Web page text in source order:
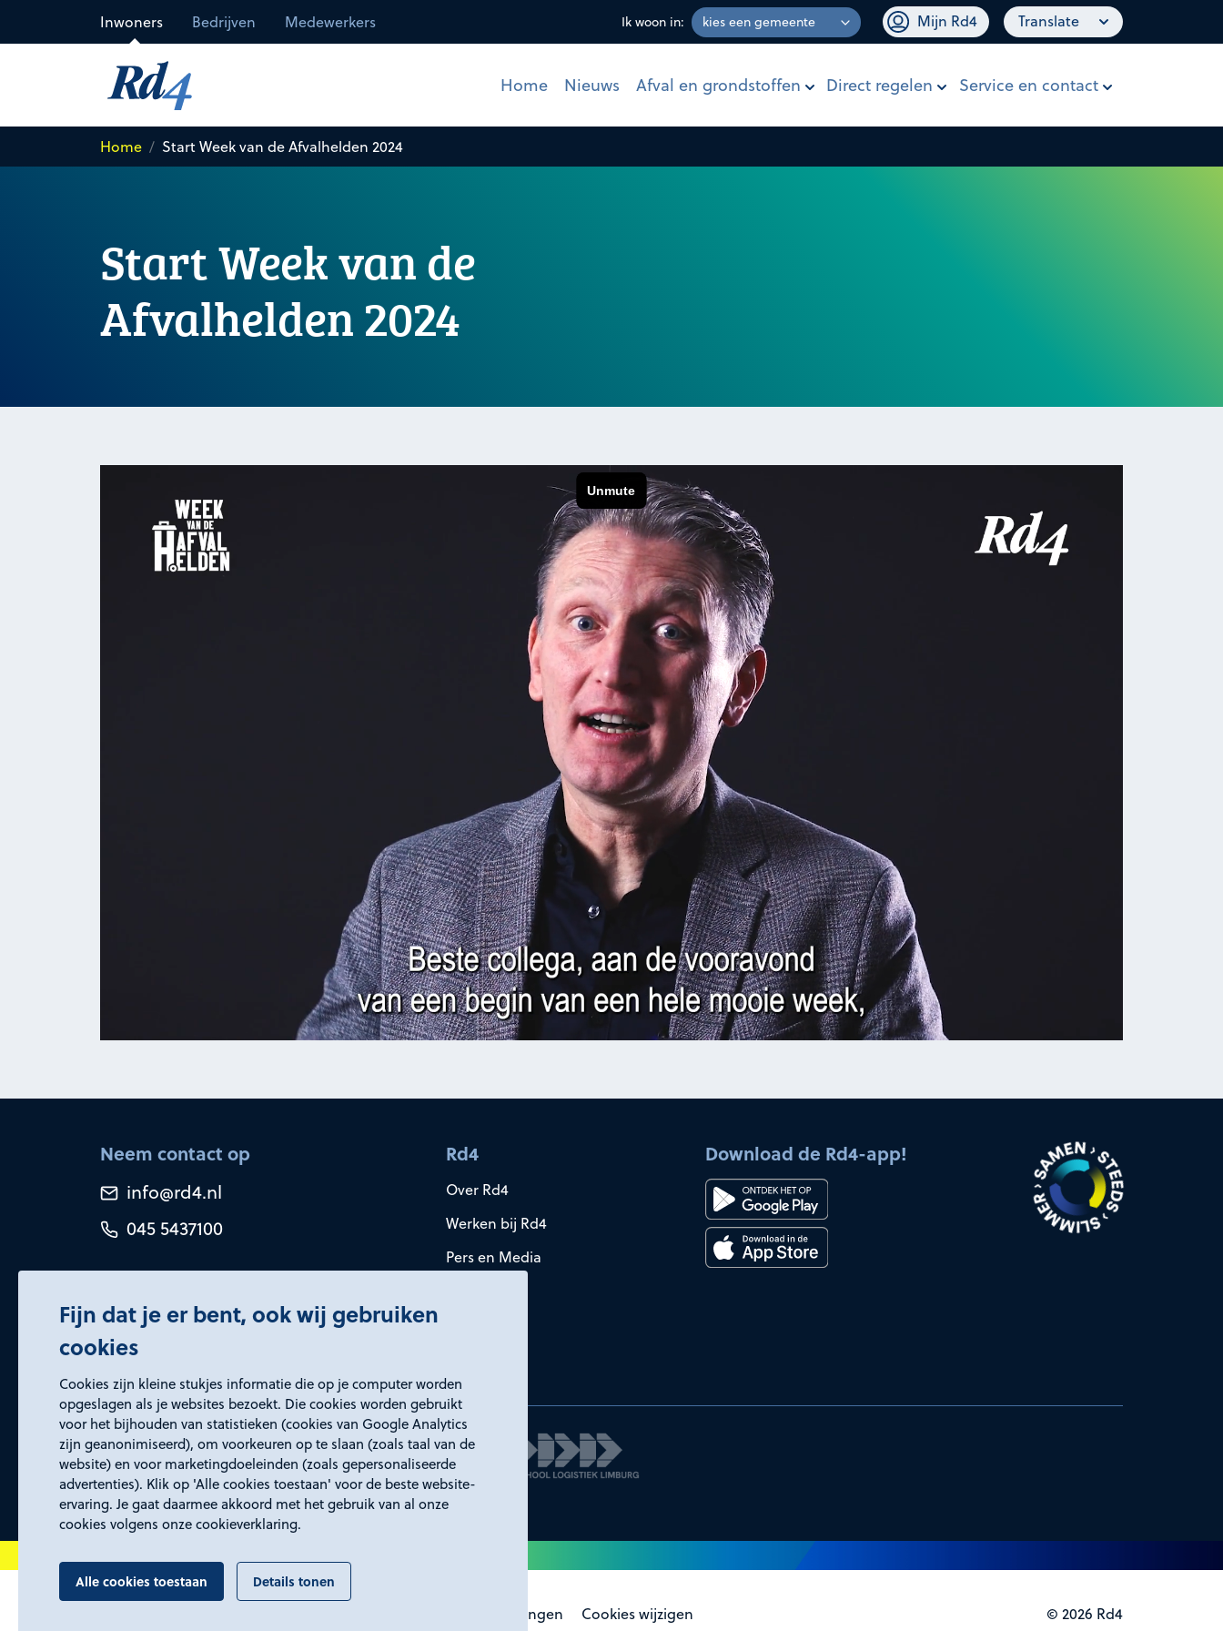
Fijn dat je er bent, ook wij gebruiken
cookies
Cookies zijn kleine stukjes informatie die op je computer worden
opgeslagen als je websites bezoekt. Die cookies worden gebruikt
voor het bijhouden van statistieken (cookies van Google Analytics
zijn geanonimiseerd), om voorkeuren op te slaan (zoals taal van de
website) en voor marketingdoeleinden (zoals gepersonaliseerde
advertenties). Klik op 'Alle cookies toestaan' voor de beste website-
ervaring. Je gaat daarmee akkoord met het gebruik van al onze
cookies volgens onze cookieverklaring.
Alle cookies toestaan Details tonen
Inwoners Bedrijven Medewerkers Ik woon in: Mijn Rd4 Translate
Home Nieuws Afval en grondstoffen Direct regelen Service en contact
Home Start Week van de Afvalhelden 2024
Start Week van de
Afvalhelden 2024
Neem contact op
info@rd4.nl
045 5437100
Rd4
Over Rd4
Werken bij Rd4
Pers en Media
Download de Rd4-app!
Certificeringen
Certificeringen Cookies wijzigen © 2026 Rd4